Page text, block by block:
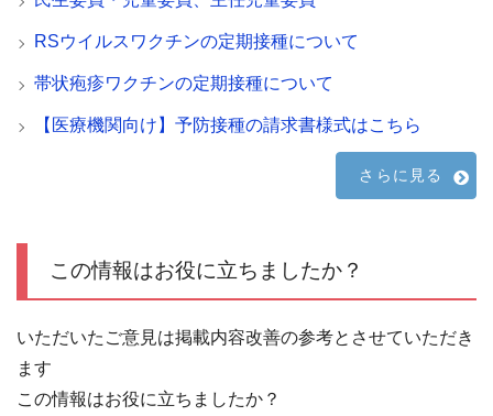
RSウイルスワクチンの定期接種について
帯状疱疹ワクチンの定期接種について
【医療機関向け】予防接種の請求書様式はこちら
さらに見る
この情報はお役に立ちましたか？
いただいたご意見は掲載内容改善の参考とさせていただき
ます
この情報はお役に立ちましたか？